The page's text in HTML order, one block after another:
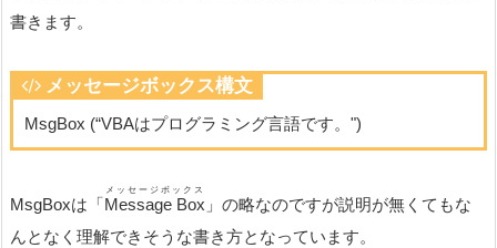
書きます。
メッセージボックス構文
MsgBox (“VBAはプログラミング言語です。")
MsgBoxは「Message Box
メッセージボックス
」の略なのですが説明が無くてもな
んとなく理解できそうな書き方となっています。